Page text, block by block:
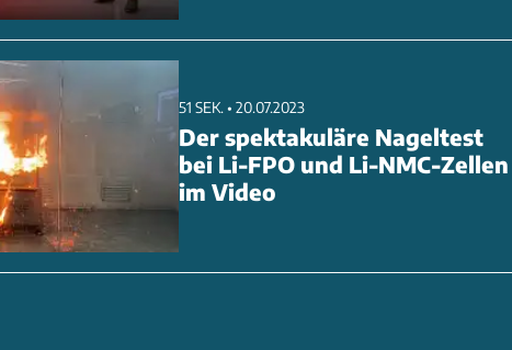
51 SEK. • 20.07.2023
Der spektakuläre Nageltest
bei Li-FPO und Li-NMC-Zellen
im Video